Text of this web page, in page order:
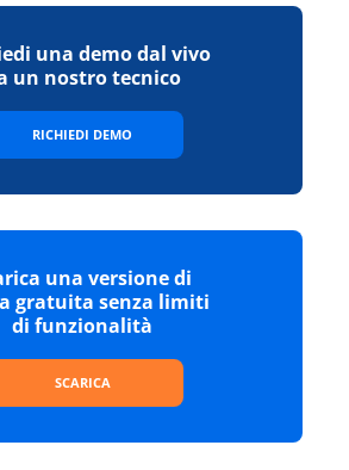
una demo dal vivo
un nostro tecnico
RICHIEDI DEMO
una versione di
gratuita senza limiti
di funzionalità
SCARICA